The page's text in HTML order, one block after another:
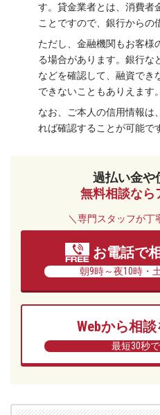
す。貸金業者とは、消費者
ことですので、銀行からの
ただし、金融機関もお客様
る場合があります。銀行な
などを確認して、融資でき
できないこともありえます。
なお、ご本人の信用情報は
れば確認することが可能で
過払い金や
無料相談なら
＼専門スタッフが丁
お電話で
朝9時～夜10時・
Webから相
最短30秒